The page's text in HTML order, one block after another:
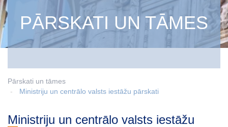
PĀRSKATI UN TĀMES
Pārskati un tāmes
Ministriju un centrālo valsts iestāžu pārskati
Ministriju un centrālo valsts iestāžu